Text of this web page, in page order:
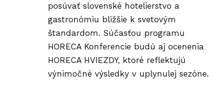
posúvať slovenské hotelierstvo a
gastronómiu bližšie k svetovým
štandardom. Súčasťou programu
HORECA Konferencie budú aj ocenenia
HORECA HVIEZDY, ktoré reflektujú
výnimočné výsledky v uplynulej sezóne.